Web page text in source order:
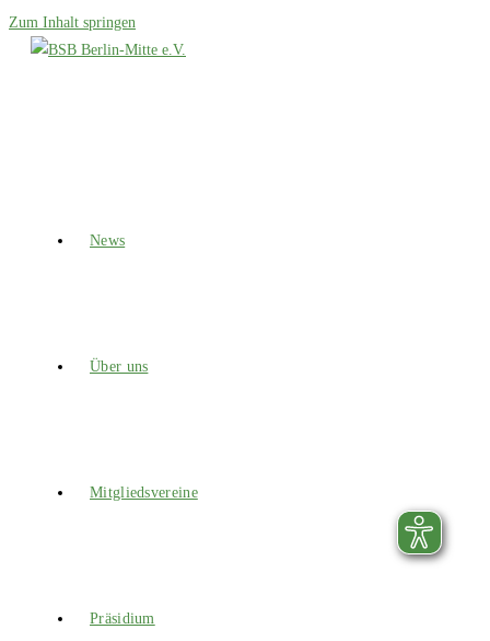
Zum Inhalt springen
News
Über uns
Mitgliedsvereine
Präsidium